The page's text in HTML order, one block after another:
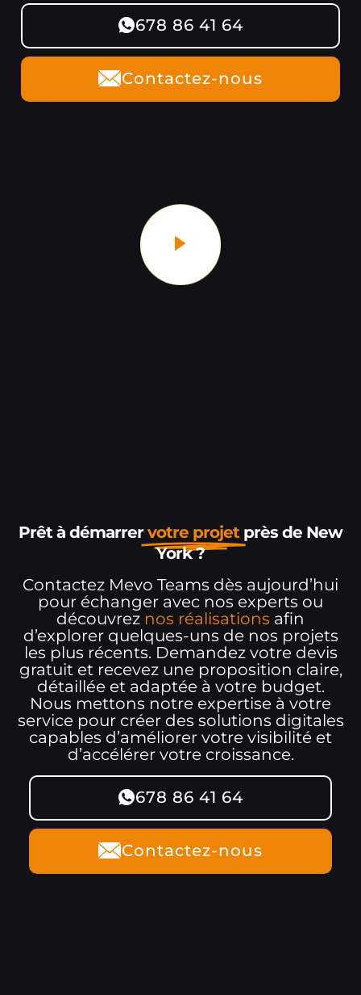
678 86 41 64
Contactez-nous
Prêt à démarrervotre projet près de New
York ?
Contactez Mevo Teams dès aujourd’hui
pour échanger avec nos experts ou
découvrez nos réalisations afin
d’explorer quelques-uns de nos projets
les plus récents. Demandez votre devis
gratuit et recevez une proposition claire,
détaillée et adaptée à votre budget.
Nous mettons notre expertise à votre
service pour créer des solutions digitales
capables d’améliorer votre visibilité et
d’accélérer votre croissance.
678 86 41 64
Contactez-nous